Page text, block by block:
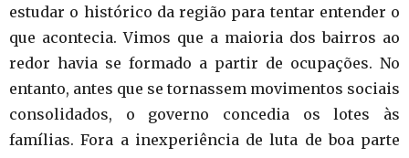
estudar o histórico da região para tentar entender o
que acontecia. Vimos que a maioria dos bairros ao
redor havia se formado a partir de ocupações. No
entanto, antes que se tornassem movimentos sociais
consolidados, o governo concedia os lotes às
famílias. Fora a inexperiência de luta de boa parte